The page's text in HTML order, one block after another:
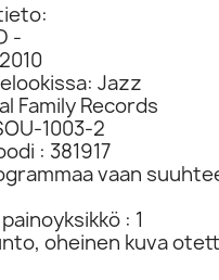
-
Jazz
Family Records
1003-2
: 381917
vaan
: 1
oheinen kuva